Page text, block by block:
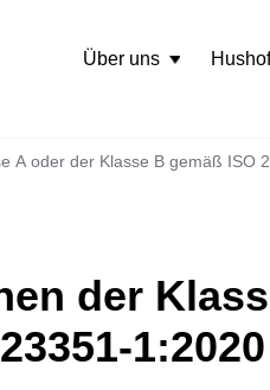
Über uns
A oder der Klasse B gemäß ISO
der